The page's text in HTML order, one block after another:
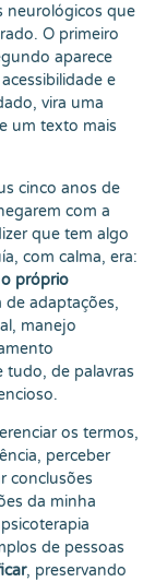
neurológicos que
O primeiro
aparece
e
vira uma
um texto mais
cinco anos de
com a
que tem algo
com calma, era:
próprio
de adaptações,
manejo
tudo, de palavras
os termos,
perceber
conclusões
da minha
de pessoas
, preservando